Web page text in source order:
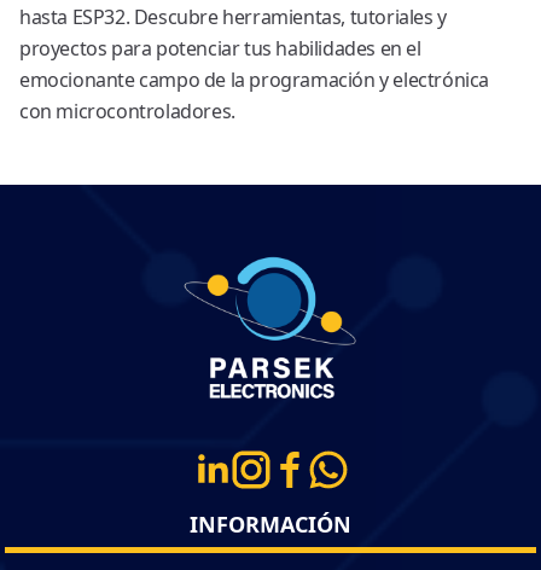
hasta ESP32. Descubre herramientas, tutoriales y
proyectos para potenciar tus habilidades en el
emocionante campo de la programación y electrónica
con microcontroladores.
INFORMACIÓN